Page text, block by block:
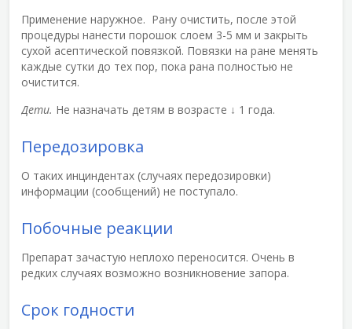
Применение наружное. Рану очистить, после этой
процедуры нанести порошок слоем 3-5 мм и закрыть
сухой асептической повязкой. Повязки на ране менять
каждые сутки до тех пор, пока рана полностью не
очистится.
Дети. Не назначать детям в возрасте ↓ 1 года.
Передозировка
О таких инциндентах (случаях передозировки)
информации (сообщений) не поступало.
Побочные реакции
Препарат зачастую неплохо переносится. Очень в
редких случаях возможно возникновение запора.
Срок годности